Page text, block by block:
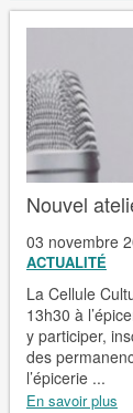
Nouvel
03 novembre
ACTUALITÉ
La Cellule
13h30 à
y participer,
des
l’épicerie ...
En savoir plus